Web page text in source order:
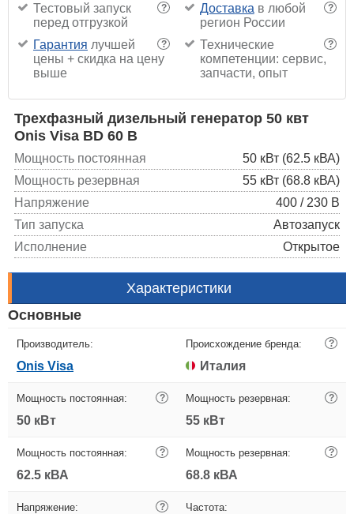
?
Тестовый запуск
перед отгрузкой
?
Доставка в любой
регион России
?
Гарантия лучшей
цены + скидка на цену
выше
?
Технические
компетенции: сервис,
запчасти, опыт
Трехфазный дизельный генератор 50 квт
Onis Visa BD 60 B
Мощность постоянная
50 кВт (62.5 кВА)
Мощность резервная
55 кВт (68.8 кВА)
Напряжение
400 / 230 В
Тип запуска
Автозапуск
Исполнение
Открытое
Характеристики
Основные
Производитель:
Onis Visa
Происхождение бренда: ?
Италия
Мощность постоянная: ?
50 кВт
Мощность резервная: ?
55 кВт
Мощность постоянная: ?
62.5 кВА
Мощность резервная: ?
68.8 кВА
Напряжение: ? Частота: